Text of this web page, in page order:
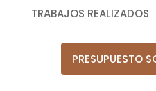
TRABAJOS REALIZADOS
PRESUPUESTO